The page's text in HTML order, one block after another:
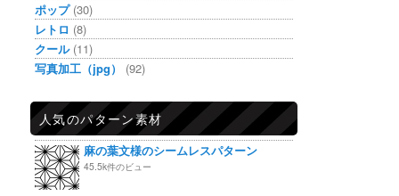
ポップ(30)
レトロ (8)
クール(11)
写真加工（jpg）
(92)
人気のパターン素材
麻の葉文様のシームレスパターン
45.5k件のビュー